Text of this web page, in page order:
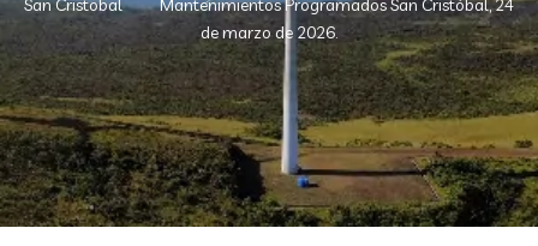
San Cristobal
Mantenimientos Programados San Cristóbal, 24
de marzo de 2026.